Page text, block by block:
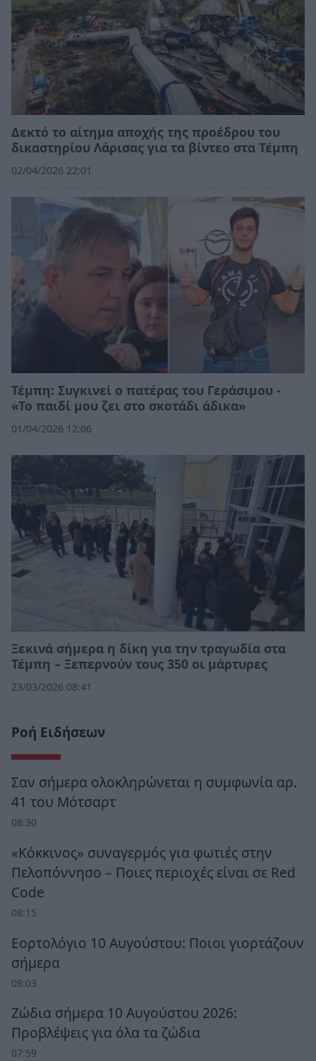
Δεκτό το αίτημα αποχής της προέδρου του
δικαστηρίου Λάρισας για τα βίντεο στα Τέμπη
02/04/2026 22:01
Τέμπη: Συγκινεί ο πατέρας του Γεράσιμου -
«Το παιδί μου ζει στο σκοτάδι άδικα»
01/04/2026 12:06
Ξεκινά σήμερα η δίκη για την τραγωδία στα
Τέμπη – Ξεπερνούν τους 350 οι μάρτυρες
23/03/2026 08:41
Ροή Ειδήσεων
Σαν σήμερα ολοκληρώνεται η συμφωνία αρ.
41 του Μότσαρτ
08:30
«Κόκκινος» συναγερμός για φωτιές στην
Πελοπόννησο – Ποιες περιοχές είναι σε Red
Code
08:15
Εορτολόγιο 10 Αυγούστου: Ποιοι γιορτάζουν
σήμερα
08:03
Ζώδια σήμερα 10 Αυγούστου 2026:
Προβλέψεις για όλα τα ζώδια
07:59